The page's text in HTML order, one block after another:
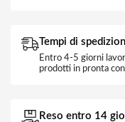
Tempi di
Entro 4-5 giorni
prodotti in pronta
Reso entro 14